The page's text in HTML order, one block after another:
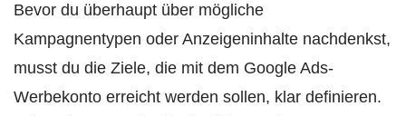
Bevor du überhaupt über mögliche
Kampagnentypen oder Anzeigeninhalte nachdenkst,
musst du die Ziele, die mit dem Google Ads-
Werbekonto erreicht werden sollen, klar definieren.